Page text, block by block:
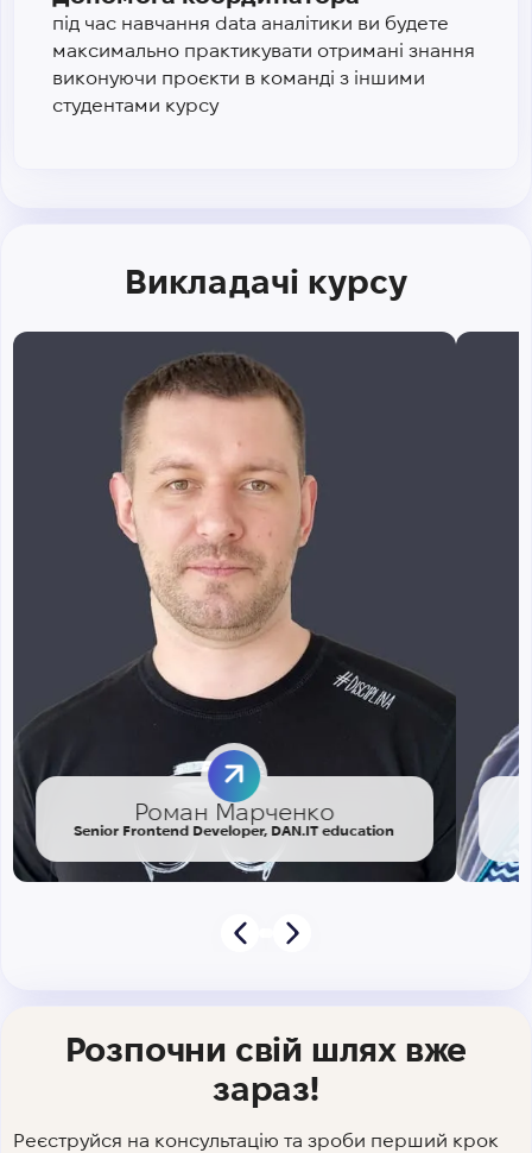
під час навчання data аналітики ви будете
максимально практикувати отримані знання
виконуючи проєкти в команді з іншими
студентами курсу
Викладачі курсу
Роман Марченко
Senior Frontend Developer, DAN.IT education
Розпочни свій шлях вже
зараз!
Реєструйся на консультацію та зроби перший крок